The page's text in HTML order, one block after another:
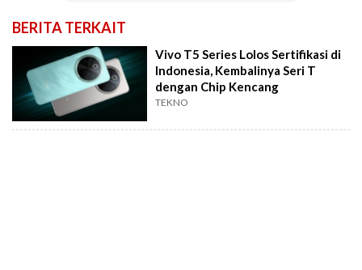
BERITA TERKAIT
Vivo T5 Series Lolos Sertifikasi di
Indonesia, Kembalinya Seri T
dengan Chip Kencang
TEKNO